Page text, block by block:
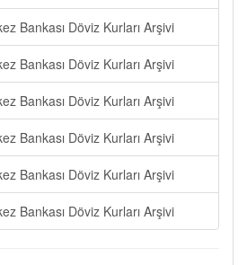
Bankası Döviz Kurları Arşivi
Bankası Döviz Kurları Arşivi
Bankası Döviz Kurları Arşivi
Bankası Döviz Kurları Arşivi
Bankası Döviz Kurları Arşivi
Bankası Döviz Kurları Arşivi